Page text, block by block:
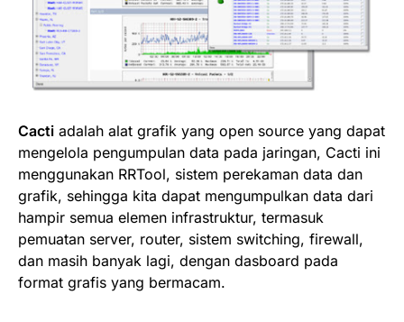
Cacti adalah alat grafik yang open source yang dapat
mengelola pengumpulan data pada jaringan, Cacti ini
menggunakan RRTool, sistem perekaman data dan
grafik, sehingga kita dapat mengumpulkan data dari
hampir semua elemen infrastruktur, termasuk
pemuatan server, router, sistem switching, firewall,
dan masih banyak lagi, dengan dasboard pada
format grafis yang bermacam.